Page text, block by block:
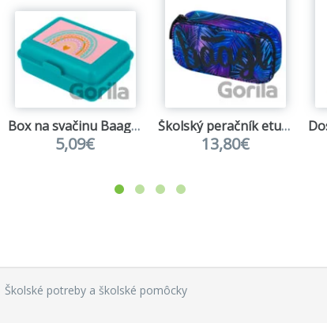
Box na svačinu Baagl Duha tyrkysový
5,09€
Školský peračník etui Baagl Palm
13,80€
Školské potreby a školské pomôcky